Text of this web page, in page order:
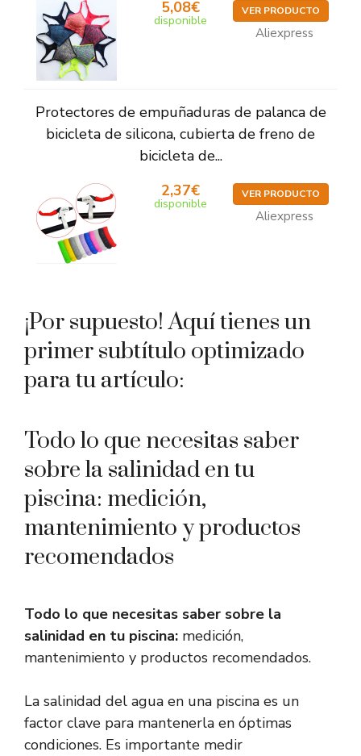
5,08€
disponible
VER PRODUCTO
Aliexpress
Protectores de empuñaduras de palanca de
bicicleta de silicona, cubierta de freno de
bicicleta de...
2,37€
disponible
VER PRODUCTO
Aliexpress
¡Por supuesto! Aquí tienes un
primer subtítulo optimizado
para tu artículo:
Todo lo que necesitas saber
sobre la salinidad en tu
piscina: medición,
mantenimiento y productos
recomendados
Todo lo que necesitas saber sobre la
salinidad en tu piscina: medición,
mantenimiento y productos recomendados.
La salinidad del agua en una piscina es un
factor clave para mantenerla en óptimas
condiciones. Es importante medir